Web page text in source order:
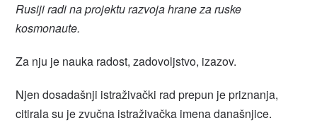
Rusiji radi na projektu razvoja hrane za ruske
kosmonaute.
Za nju je nauka radost, zadovoljstvo, izazov.
Njen dosadašnji istraživački rad prepun je priznanja,
citirala su je zvučna istraživačka imena današnjice.